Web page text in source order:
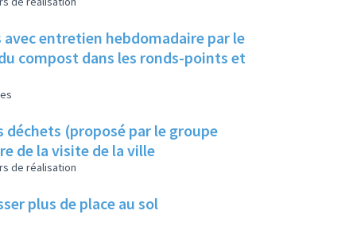
entretien hebdomadaire par le
compost dans les ronds-points et
(proposé par le groupe
de la visite de la ville
de réalisation
plus de place au sol